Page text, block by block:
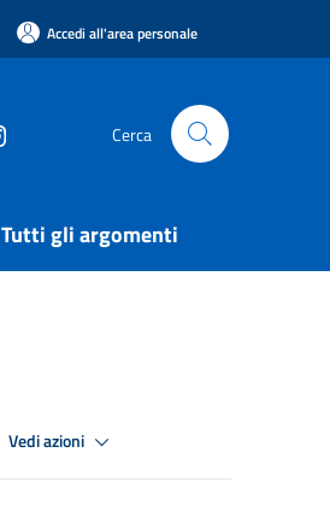
Accedi all'area personale
Cerca
Tutti gli argomenti
Vedi azioni